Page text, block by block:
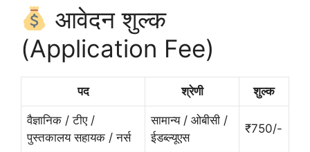
आवेदन शुल्क
(Application Fee)
पद श्रेणी शुल्क
वैज्ञानिक / टीए /
पुस्तकालय सहायक / नर्स
सामान्य / ओबीसी /
ईडब्ल्यूएस
₹750/-